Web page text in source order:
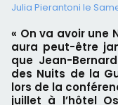
Julia Pierantoni le
« On va avoir une
aura peut-être
que Jean-
des Nuits de la
lors de la
juillet à l’hôtel